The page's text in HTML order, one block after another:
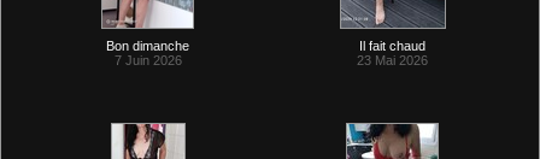
Bon dimanche
7 Juin 2026
Il fait chaud
23 Mai 2026